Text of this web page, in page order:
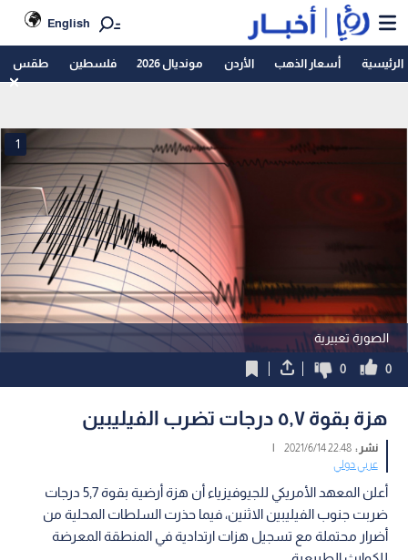
English
الرئيسية أسعار الذهب الأردن مونديال 2026 فلسطين طقس
الصورة تعبيرية
1
0
0
هزة بقوة ٥,٧ درجات تضرب الفيليبين
نشر :22:48 2021/6/14
|
عربي دولي
أعلن المعهد الأمريكي للجيوفيزياء أن هزة أرضية بقوة 5,7 درجات
ضربت جنوب الفيليبين الاثنين، فيما حذرت السلطات المحلية من
أضرار محتملة مع تسجيل هزات ارتدادية في المنطقة المعرضة